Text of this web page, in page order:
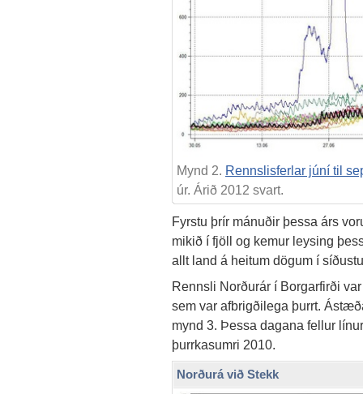
Mynd 2. Rennslisferlar júní til
úr. Árið 2012 svart.
Fyrstu þrír mánuðir þessa árs
mikið í fjöll og kemur leysing
allt land á heitum dögum í
Rennsli Norðurár í Borgarfirði
sem var afbrigðilega þurrt.
mynd 3. Þessa dagana fellur
þurrkasumri 2010.
Norðurá við Stekk